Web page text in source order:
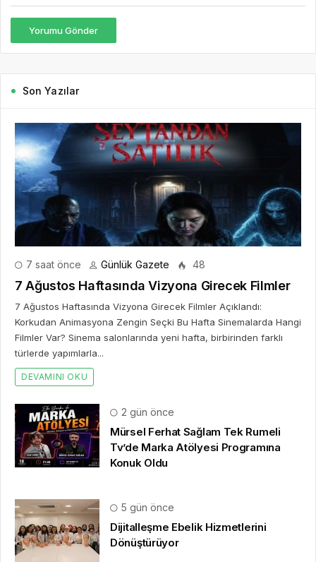
Yorumu Gönder
Son Yazılar
7 saat önce Günlük Gazete 48
7 Ağustos Haftasında Vizyona Girecek Filmler
7 Ağustos Haftasında Vizyona Girecek Filmler Açıklandı:
Korkudan Animasyona Zengin Seçki Bu Hafta Sinemalarda Hangi
Filmler Var? Sinema salonlarında yeni hafta, birbirinden farklı
türlerde yapımlarla...
DEVAMINI OKU
2 gün önce
Mürsel Ferhat Sağlam Tek Rumeli
Tv’de Marka Atölyesi Programına
Konuk Oldu
5 gün önce
Dijitalleşme Ebelik Hizmetlerini
Dönüştürüyor